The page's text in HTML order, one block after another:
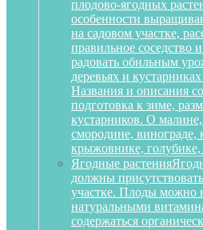
плодово-ягодных
особенности
на садовом участке,
правильное соседство
радовать обильным
деревьях и
Названия и описания
подготовка к зиме,
кустарников. О
смородине,
крыжовнике,
Ягодные растения
должны
участке. Плоды можно
натуральными
содержаться